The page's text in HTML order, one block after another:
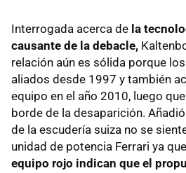
Interrogada acerca de la
causante de la debacle,
relación aún es sólida porque
aliados desde 1997 y también
equipo en el año 2010, luego
borde de la desaparición.
de la escudería suiza no se
unidad de potencia Ferrari ya que
equipo rojo indican que el